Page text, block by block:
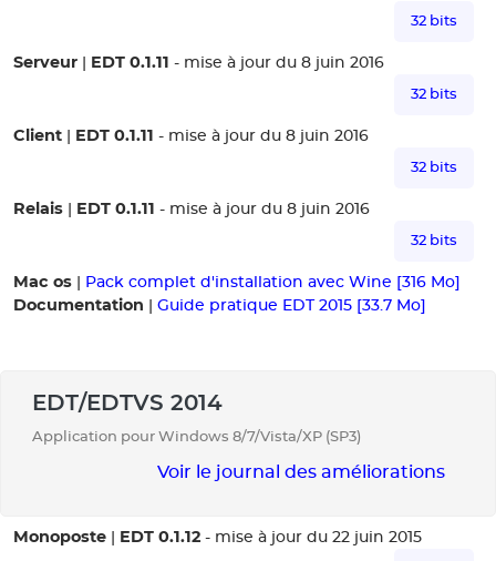
32 bits
Serveur | EDT 0.1.11 - mise à jour du 8 juin 2016
32 bits
Client | EDT 0.1.11 - mise à jour du 8 juin 2016
32 bits
Relais | EDT 0.1.11 - mise à jour du 8 juin 2016
32 bits
Mac os | Pack complet d'installation avec Wine [316 Mo]
Documentation | Guide pratique EDT 2015 [33.7 Mo]
EDT/EDTVS 2014
Application pour Windows 8/7/Vista/XP (SP3)
Voir le journal des améliorations
Monoposte EDT 0.1.12 - mise à jour du 22 juin 2015